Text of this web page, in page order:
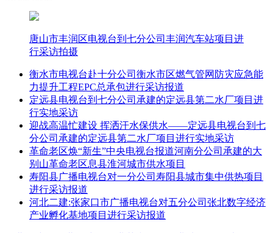
唐山市丰润区电视台到七分公司丰润汽车站项目进
行采访拍摄
衡水市电视台赴十分公司衡水市区燃气管网防灾应急能
力提升工程EPC总承包进行采访报道
定远县电视台到七分公司承建的定远县第二水厂项目进
行实地采访
迎战高温忙建设 挥洒汗水保供水——定远县电视台到七
分公司承建的定远县第二水厂项目进行实地采访
革命老区焕“新生”中央电视台报道河南分公司承建的大
别山革命老区息县淮河城市供水项目
寿阳县广播电视台对一分公司寿阳县城市集中供热项目
进行采访报道
河北二建:张家口市广播电视台对五分公司张北数字经济
产业孵化基地项目进行采访报道